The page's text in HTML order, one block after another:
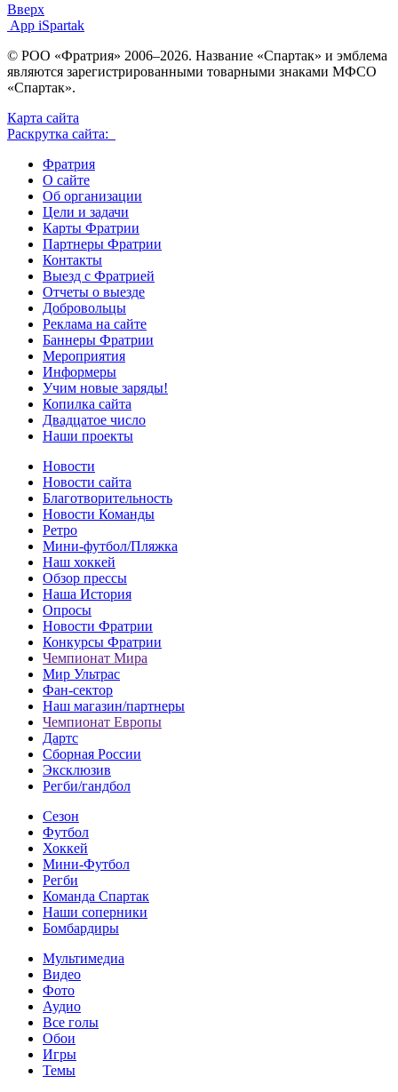
Вверх
App iSpartak
© РОО «Фратрия» 2006–2026. Название «Спартак» и эмблема
являются зарегистрированными товарными знаками МФСО
«Спартак».
Карта сайта
Раскрутка сайта:
Фратрия
О сайте
Об организации
Цели и задачи
Карты Фратрии
Партнеры Фратрии
Контакты
Выезд с Фратрией
Отчеты о выезде
Добровольцы
Реклама на сайте
Баннеры Фратрии
Мероприятия
Информеры
Учим новые заряды!
Копилка сайта
Двадцатое число
Наши проекты
Новости
Новости сайта
Благотворительность
Новости Команды
Ретро
Мини-футбол/Пляжка
Наш хоккей
Обзор прессы
Наша История
Опросы
Новости Фратрии
Конкурсы Фратрии
Чемпионат Мира
Мир Ультрас
Фан-cектор
Наш магазин/партнеры
Чемпионат Европы
Дартс
Сборная России
Эксклюзив
Регби/гандбол
Сезон
Футбол
Хоккей
Мини-Футбол
Регби
Команда Спартак
Наши соперники
Бомбардиры
Мультимедиа
Видео
Фото
Аудио
Все голы
Обои
Игры
Темы